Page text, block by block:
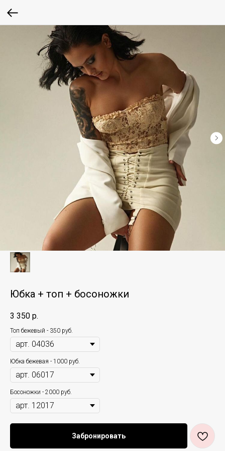
Юбка + топ + босоножки
3 350 р.
Топ бежевый - 350 руб.
Юбка бежевая - 1000 руб.
Босоножки - 2000 руб.
Забронировать